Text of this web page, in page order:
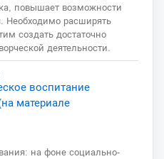
повышает возможности
Необходимо расширять
создать достаточно
деятельности.
воспитание
материале
на фоне социально-